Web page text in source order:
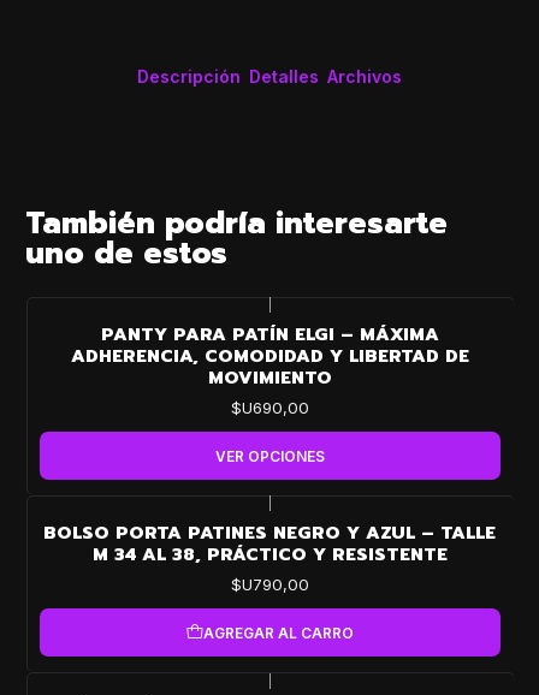
Descripción Detalles Archivos
También podría interesarte
uno de estos
PANTY PARA PATÍN ELGI – MÁXIMA
ADHERENCIA, COMODIDAD Y LIBERTAD DE
MOVIMIENTO
$U690,00
VER OPCIONES
BOLSO PORTA PATINES NEGRO Y AZUL – TALLE
M 34 AL 38, PRÁCTICO Y RESISTENTE
$U790,00
AGREGAR AL CARRO